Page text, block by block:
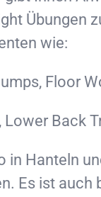
Übungen
wie:
Floor
Lower Back
in Hanteln
Es ist